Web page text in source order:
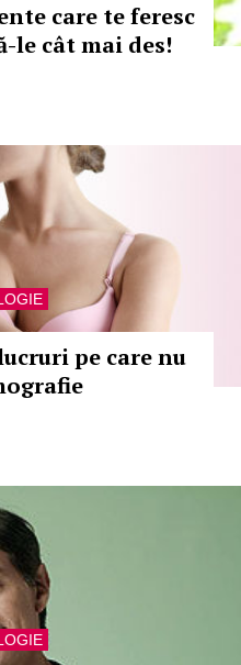
care te feresc
le cât mai des!
pe care nu